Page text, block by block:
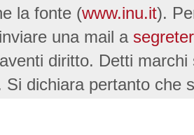
la fonte (www.inu.it).
una mail a
diritto. Detti
Si dichiara pertanto che